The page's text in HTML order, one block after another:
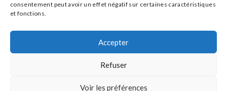
consentement peut avoir un effet négatif sur certaines caractéristiques
et fonctions.
Accepter
Refuser
Voir les préférences
Plan d’accès
Conseils pour médecins
Politique de confidentialité
Cal vicieux du radius
Arthrose du poignet